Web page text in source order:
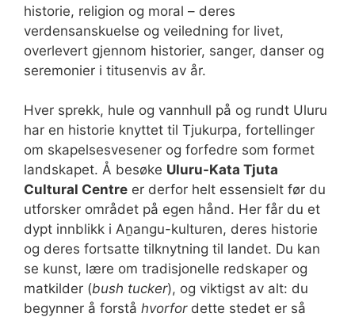
historie, religion og moral – deres
verdensanskuelse og veiledning for livet,
overlevert gjennom historier, sanger, danser og
seremonier i titusenvis av år.
Hver sprekk, hule og vannhull på og rundt Uluru
har en historie knyttet til Tjukurpa, fortellinger
om skapelsesvesener og forfedre som formet
landskapet. Å besøke Uluru-Kata Tjuta
Cultural Centre er derfor helt essensielt før du
utforsker området på egen hånd. Her får du et
dypt innblikk i Aṉangu-kulturen, deres historie
og deres fortsatte tilknytning til landet. Du kan
se kunst, lære om tradisjonelle redskaper og
matkilder (bush tucker), og viktigst av alt: du
begynner å forstå hvorfordette stedet er så